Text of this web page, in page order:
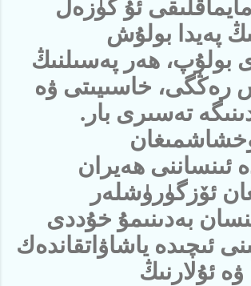
ئۇ گۈزەل
پەيدا بولۇش
بولۇپ، ھەر پەسىلنىڭ
رەڭگى، خاسىيىتى ۋە
تەسىرى بار.
ئىنساننى ھەيران
ئۆزگۈرۈشلەر
بەدىنىمۇ خۇددى
ئىچىدە ياشاۋاتقاندەك
ئۇلارنىڭ